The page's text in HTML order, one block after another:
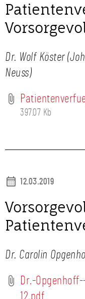
Dr. Wolf Köster
Neuss)
397.07 Kb
12.03.2019
Dr. Carolin
Dr.-
12.pdf